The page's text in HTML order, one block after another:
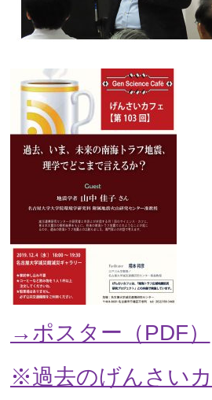
→ポスター（PDF）
※過去のげんさい